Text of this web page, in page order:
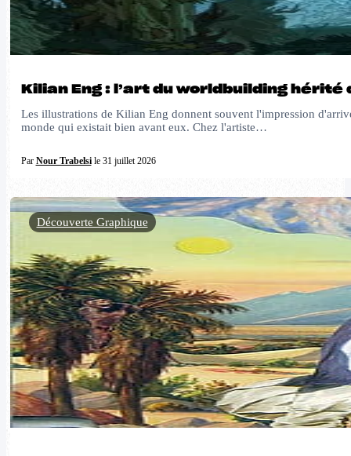
Kilian Eng : l’art du worldbuilding hérité
Les illustrations de Kilian Eng donnent souvent l'impression
monde qui existait bien avant eux. Chez l'artiste…
Par Nour Trabelsile 31 juillet 2026
Découverte Graphique